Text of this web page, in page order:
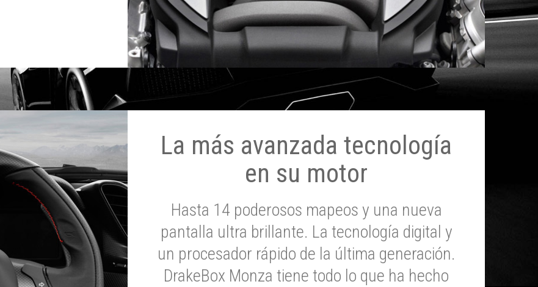
La más avanzada tecnología
en su motor
Hasta 14 poderosos mapeos y una nueva
pantalla ultra brillante. La tecnología digital y
un procesador rápido de la última generación.
DrakeBox Monza tiene todo lo que ha hecho